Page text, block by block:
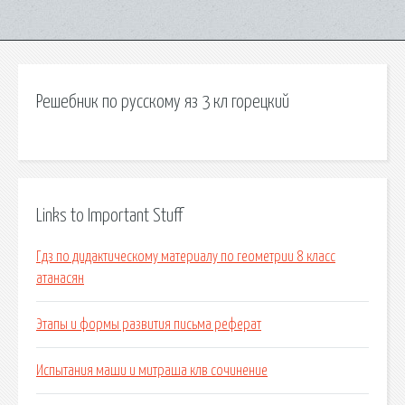
Решебник по русскому яз 3 кл горецкий
Links to Important Stuff
Гдз по дидактическому материалу по геометрии 8 класс
атанасян
Этапы и формы развития письма реферат
Испытания маши и митраша клв сочинение